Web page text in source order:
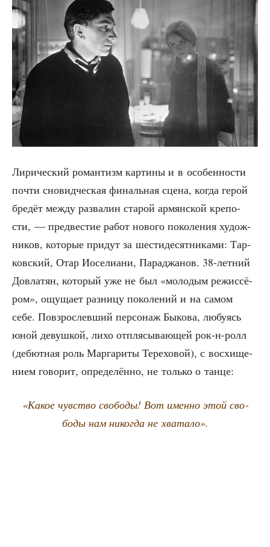
Лири­че­ский роман­тизм кар­ти­ны и в осо­бен­но­сти
почти сно­вид­че­ская финаль­ная сце­на, когда герой
бре­дёт меж­ду раз­ва­лин ста­рой армян­ской кре­по­
сти, — пред­ве­стие работ ново­го поко­ле­ния худож­
ни­ков, кото­рые при­дут за шести­де­сят­ни­ка­ми: Тар­
ков­ский, Отар Иосе­ли­а­ни, Пара­джа­нов. 38-лет­ний
Довла­тян, кото­рый уже не был «моло­дым режис­сё­
ром», ощу­ща­ет раз­ни­цу поко­ле­ний и на самом
себе. Повзрос­лев­ший пер­со­наж Быко­ва, любу­ясь
юной девуш­кой, лихо отпля­сы­ва­ю­щей рок-н-ролл
(дебют­ная роль Мар­га­ри­ты Тере­хо­вой), с вос­хи­ще­
ни­ем гово­рит, опре­де­лён­но, не толь­ко о танце:
«Какое чув­ство сво­бо­ды! Вот имен­но этой сво­
бо­ды нам нико­гда не хватало».